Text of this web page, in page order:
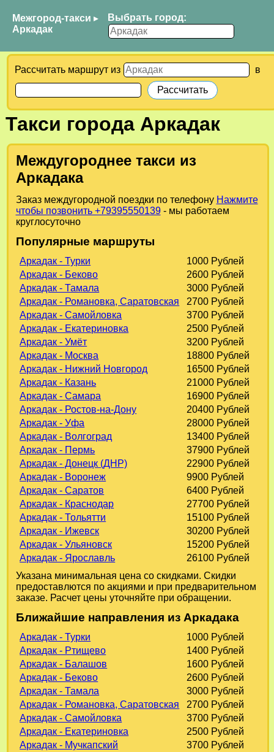
Межгород-такси ▸
Аркадак
Выбрать город:
Рассчитать маршрут из в
Такси города Аркадак
Междугороднее такси из
Аркадака
Заказ междугородной поездки по телефону Нажмите
чтобы позвонить +79395550139- мы работаем
круглосуточно
Популярные маршруты
Аркадак - Турки
1000 Рублей
Аркадак - Беково
2600 Рублей
Аркадак - Тамала
3000 Рублей
Аркадак - Романовка, Саратовская
2700 Рублей
Аркадак - Самойловка
3700 Рублей
Аркадак - Екатериновка
2500 Рублей
Аркадак - Умёт
3200 Рублей
Аркадак - Москва
18800 Рублей
Аркадак - Нижний Новгород
16500 Рублей
Аркадак - Казань
21000 Рублей
Аркадак - Самара
16900 Рублей
Аркадак - Ростов-на-Дону
20400 Рублей
Аркадак - Уфа
28000 Рублей
Аркадак - Волгоград
13400 Рублей
Аркадак - Пермь
37900 Рублей
Аркадак - Донецк (ДНР)
22900 Рублей
Аркадак - Воронеж
9900 Рублей
Аркадак - Саратов
6400 Рублей
Аркадак - Краснодар
27700 Рублей
Аркадак - Тольятти
15100 Рублей
Аркадак - Ижевск
30200 Рублей
Аркадак - Ульяновск
15200 Рублей
Аркадак - Ярославль
26100 Рублей
Указана минимальная цена со скидками. Скидки
предоставлются по акциями и при предварительном
заказе. Расчет цены уточняйте при обращении.
Ближайшие направления из Аркадака
Аркадак - Турки
1000 Рублей
Аркадак - Ртищево
1400 Рублей
Аркадак - Балашов
1600 Рублей
Аркадак - Беково
2600 Рублей
Аркадак - Тамала
3000 Рублей
Аркадак - Романовка, Саратовская
2700 Рублей
Аркадак - Самойловка
3700 Рублей
Аркадак - Екатериновка
2500 Рублей
Аркадак - Мучкапский
3700 Рублей